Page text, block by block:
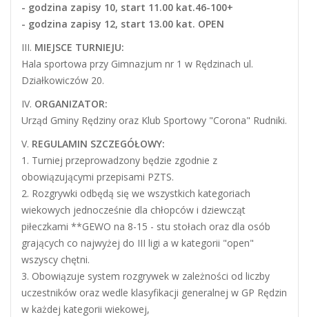
- godzina zapisy 10, start 11.00 kat.46-100+
- godzina zapisy 12, start 13.00 kat. OPEN
III. MIEJSCE TURNIEJU:
Hala sportowa przy Gimnazjum nr 1 w Rędzinach ul.
Działkowiczów 20.
IV. ORGANIZATOR:
Urząd Gminy Rędziny oraz Klub Sportowy "Corona" Rudniki.
V. REGULAMIN SZCZEGÓŁOWY:
1. Turniej przeprowadzony będzie zgodnie z
obowiązującymi przepisami PZTS.
2. Rozgrywki odbędą się we wszystkich kategoriach
wiekowych jednocześnie dla chłopców i dziewcząt
piłeczkami **GEWO na 8-15 - stu stołach oraz dla osób
grających co najwyżej do III ligi a w kategorii "open"
wszyscy chętni.
3. Obowiązuje system rozgrywek w zależności od liczby
uczestników oraz wedle klasyfikacji generalnej w GP Rędzin
w każdej kategorii wiekowej,